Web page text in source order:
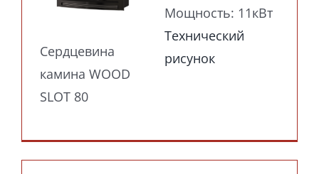
Сердцевина
камина WOOD
SLOT 80
Мощность: 11кВт
Технический
рисунок